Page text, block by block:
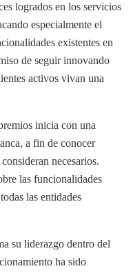
logrados en los servicios
especialmente el
existentes en
de seguir innovando
activos vivan una
inicia con una
a fin de conocer
necesarios.
las funcionalidades
las entidades
su liderazgo dentro del
ha sido